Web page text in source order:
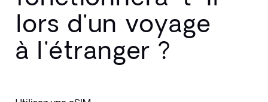
lors d'un voyage
à l'étranger ?